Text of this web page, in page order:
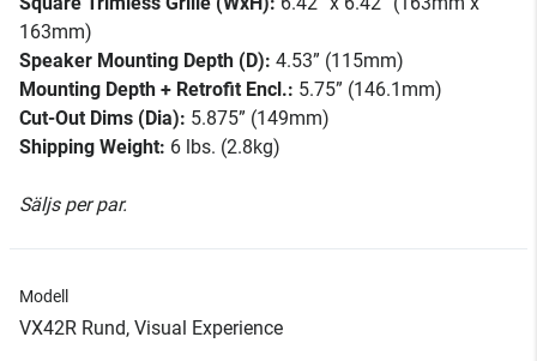
163mm)
Speaker Mounting Depth (D): 4.53” (115mm)
Mounting Depth + Retrofit Encl.: 5.75” (146.1mm)
Cut-Out Dims (Dia): 5.875” (149mm)
Shipping Weight: 6 lbs. (2.8kg)
Säljs per par.
Modell
VX42R Rund, Visual Experience